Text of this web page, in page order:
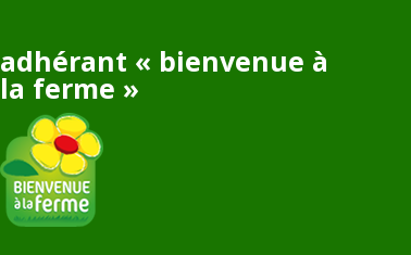
adhérant « bienvenue à
la ferme »